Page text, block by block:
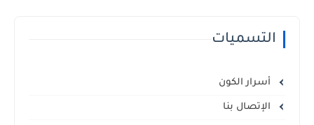
التسميات
أسرار الكون
الإتصال بنا